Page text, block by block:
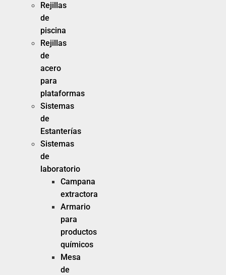
Rejillas
de
piscina
Rejillas
de
acero
para
plataformas
Sistemas
de
Estanterías
Sistemas
de
laboratorio
Campana
extractora
Armario
para
productos
químicos
Mesa
de